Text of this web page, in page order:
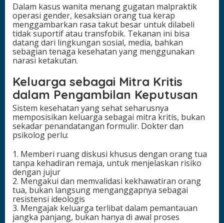
Dalam kasus wanita menang gugatan malpraktik
operasi gender, kesaksian orang tua kerap
menggambarkan rasa takut besar untuk dilabeli
tidak suportif atau transfobik. Tekanan ini bisa
datang dari lingkungan sosial, media, bahkan
sebagian tenaga kesehatan yang menggunakan
narasi ketakutan.
Keluarga sebagai Mitra Kritis
dalam Pengambilan Keputusan
Sistem kesehatan yang sehat seharusnya
memposisikan keluarga sebagai mitra kritis, bukan
sekadar penandatangan formulir. Dokter dan
psikolog perlu:
1. Memberi ruang diskusi khusus dengan orang tua
tanpa kehadiran remaja, untuk menjelaskan risiko
dengan jujur
2. Mengakui dan memvalidasi kekhawatiran orang
tua, bukan langsung menganggapnya sebagai
resistensi ideologis
3. Mengajak keluarga terlibat dalam pemantauan
jangka panjang, bukan hanya di awal proses